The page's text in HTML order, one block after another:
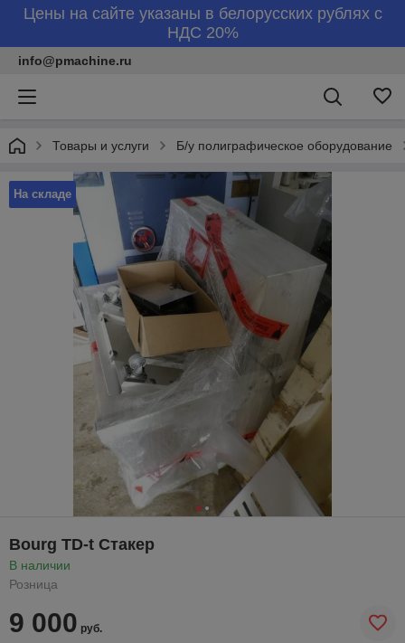
Цены на сайте указаны в белорусских рублях с
НДС 20%
info@pmachine.ru
Товары и услуги Б/у полиграфическое оборудование
На складе
Bourg TD-t Стакер
В наличии
Розница
9 000 руб.